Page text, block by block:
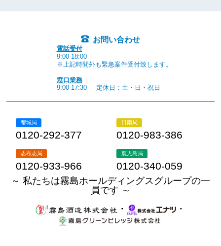
お問い合わせ
電話受付
9:00-18:00
※上記時間外も緊急案件受付致します。
窓口業務
9:00-17:30
定休日：土・日・祝日
都城局
0120-292-377
日南局
0120-983-386
志布志局
0120-933-966
鹿児島局
0120-340-059
～ 私たちは霧島ホールディングスグループの一
員です ～
・
・